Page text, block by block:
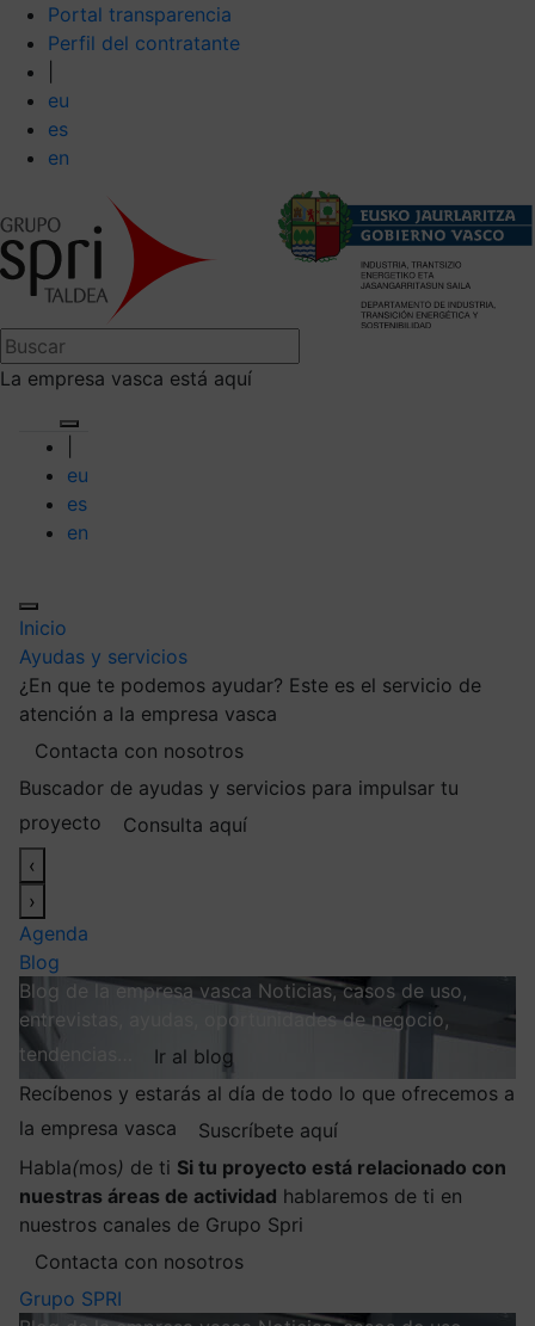
Portal transparencia
Perfil del contratante
eu
es
en
La empresa vasca está aquí
eu
es
en
Inicio
Ayudas y servicios
¿En que te podemos ayudar? Este es el servicio de
atención a la empresa vasca
Contacta con nosotros
Buscador de ayudas y servicios para impulsar tu
proyecto
Consulta aquí
‹
›
Agenda
Blog
Blog de la empresa vasca Noticias, casos de uso,
entrevistas, ayudas, oportunidades de negocio,
tendencias…
Ir al blog
Recíbenos y estarás al día de todo lo que ofrecemos a
la empresa vasca
Suscríbete aquí
Habla(mos) de ti Si tu proyecto está relacionado con
nuestras áreas de actividad hablaremos de ti en
nuestros canales de Grupo Spri
Contacta con nosotros
Grupo SPRI